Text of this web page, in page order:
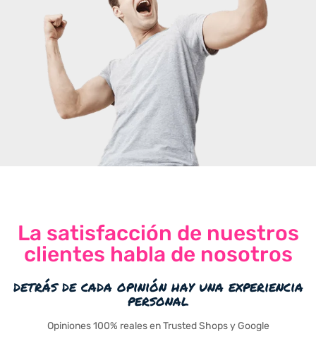
La satisfacción de nuestros
clientes habla de nosotros
detrás de cada opinión hay una experiencia
personal
Opiniones 100% reales en Trusted Shops y Google